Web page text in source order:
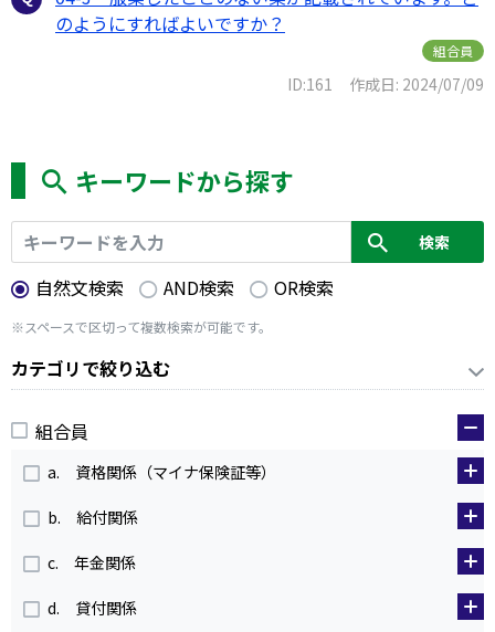
のようにすればよいですか？
組合員
ID:161 作成日: 2024/07/09
キーワードから探す
自然文検索 AND検索 OR検索
※スペースで区切って複数検索が可能です。
カテゴリで絞り込む
組合員
a. 資格関係（マイナ保険証等）
b. 給付関係
c. 年金関係
d. 貸付関係